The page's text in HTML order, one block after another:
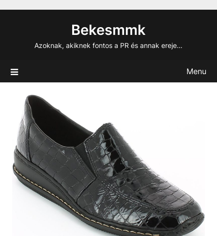
Bekesmmk
Azoknak, akiknek fontos a PR és annak ereje…
Menu